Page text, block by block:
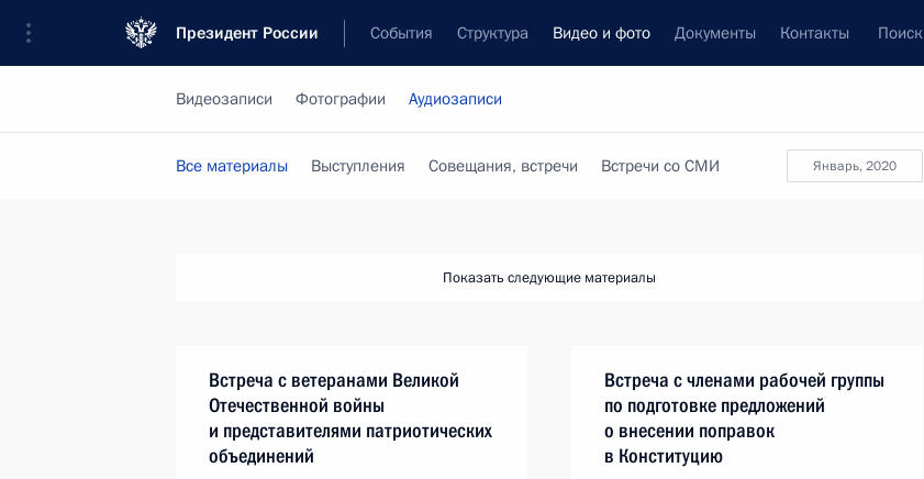
Президент России События Структура Видео и фото Документы Контакты Поиск
Видеозаписи Фотографии Аудиозаписи
январь, 2020
Все материалы Выступления Совещания, встречи Встречи со СМИ
Показать следующие материалы
Встреча с ветеранами Великой
Отечественной войны
и представителями патриотических
объединений
Встреча с членами рабочей группы
по подготовке предложений
о внесении поправок
в Конституцию